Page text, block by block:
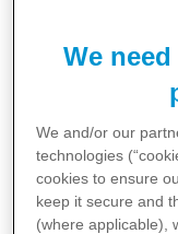
begreber og
blodkræft.
Der vil også
videnskabelige
blodkræft.
Du kan
liggende din
We
We and/or our
technologies
cookies to ensure
keep it secure and
(where applicable),